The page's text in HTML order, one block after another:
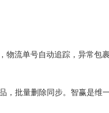
物流单号自动追踪，异常包
，批量删除同步。智赢是维